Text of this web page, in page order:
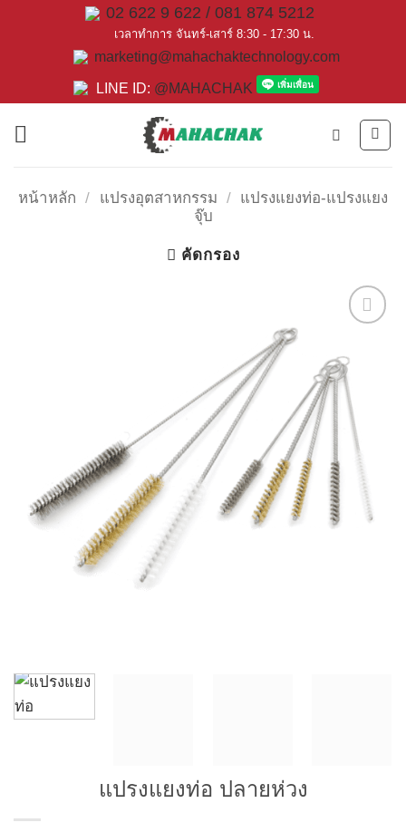
02 622 9 622 / 081 874 5212
เวลาทำการ จันทร์-เสาร์ 8:30 - 17:30 น.
marketing@mahachaktechnology.com
LINE ID: @MAHACHAK
หน้าหลัก / แปรงอุตสาหกรรม /
แปรงแยงท่อ-แปรงแยง
จุ๊บ
คัดกรอง
แปรงแยงท่อ ปลายห่วง